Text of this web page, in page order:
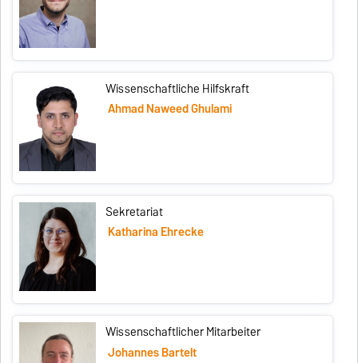
Wissenschaftliche Hilfskraft
Ahmad Naweed Ghulami
Sekretariat
Katharina Ehrecke
Wissenschaftlicher Mitarbeiter
Johannes Bartelt